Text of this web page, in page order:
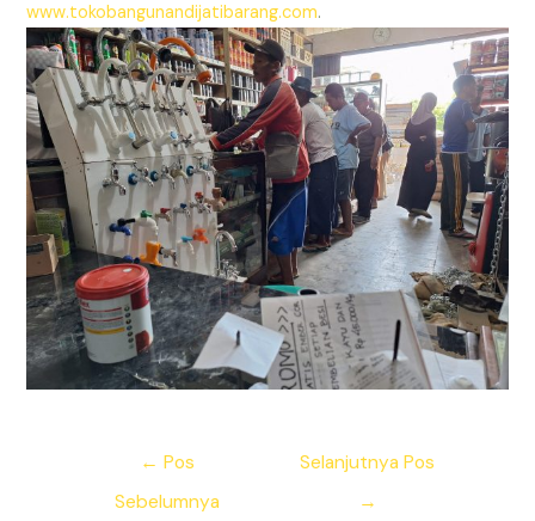
www.tokobangunandijatibarang.com.
← Pos
Sebelumnya
Selanjutnya Pos
→